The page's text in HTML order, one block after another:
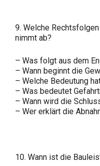
9. Welche
nimmt ab?
– Was folgt aus dem
– Wann beginnt die
– Welche Bedeutung
– Was bedeutet
– Wann wird die
– Wer erklärt die
10. Wann ist die